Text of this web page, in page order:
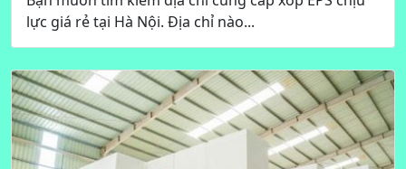
lực giá rẻ tại Hà Nội. Địa chỉ nào...